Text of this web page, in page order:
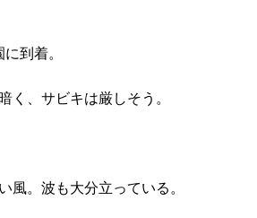
到着。
く、サビキは厳しそう。
風。波も大分立っている。